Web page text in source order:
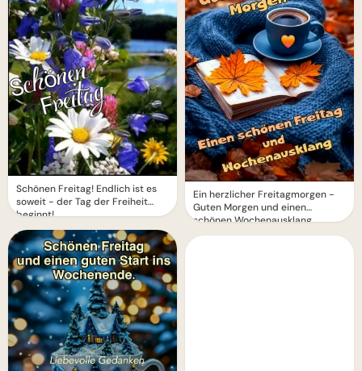
Schönen Freitag! Endlich ist es
soweit - der Tag der Freiheit
beginnt!
Ein herzlicher Freitagmorgen -
Guten Morgen und einen
schönen Wochenausklang